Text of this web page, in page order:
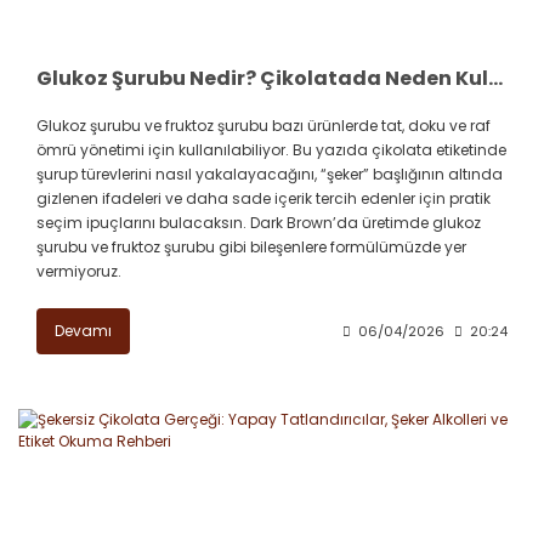
Glukoz Şurubu Nedir? Çikolatada Neden Kullanılır, Etiketten Nasıl Anlaşılır?
Glukoz şurubu ve fruktoz şurubu bazı ürünlerde tat, doku ve raf
ömrü yönetimi için kullanılabiliyor. Bu yazıda çikolata etiketinde
şurup türevlerini nasıl yakalayacağını, “şeker” başlığının altında
gizlenen ifadeleri ve daha sade içerik tercih edenler için pratik
seçim ipuçlarını bulacaksın. Dark Brown’da üretimde glukoz
şurubu ve fruktoz şurubu gibi bileşenlere formülümüzde yer
vermiyoruz.
Devamı 06/04/2026 20:24